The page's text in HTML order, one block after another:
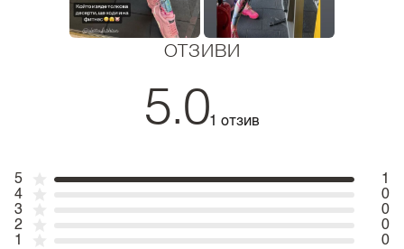
ОТЗИВИ
5.01 отзив
5
1
4
0
3
0
2
0
1
0